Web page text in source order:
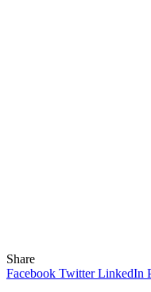
Share
Facebook Twitter LinkedIn